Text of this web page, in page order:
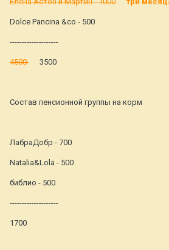
Dolce Pancina &co - 500
--------------------
4500 3500
Состав пенсионной группы на корм
ЛабраДобр - 700
Natalia&Lola - 500
библио - 500
--------------------
1700